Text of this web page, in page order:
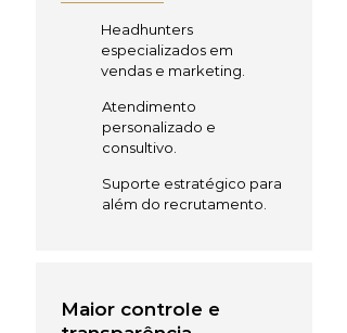
Headhunters
especializados em
vendas e marketing.
Atendimento
personalizado e
consultivo.
Suporte estratégico para
além do recrutamento.
Maior controle e